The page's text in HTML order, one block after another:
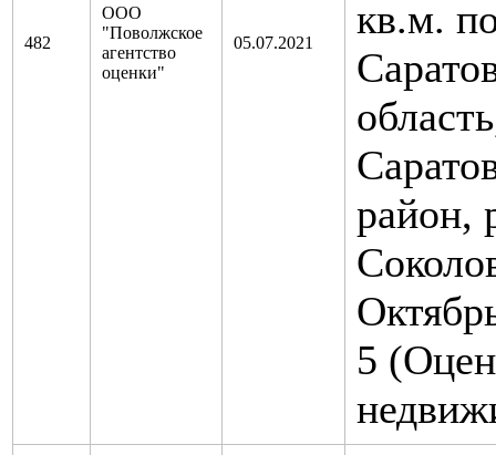
482
ООО
"Поволжское
агентство
оценки"
05.07.2021
кв.м.
район,
5